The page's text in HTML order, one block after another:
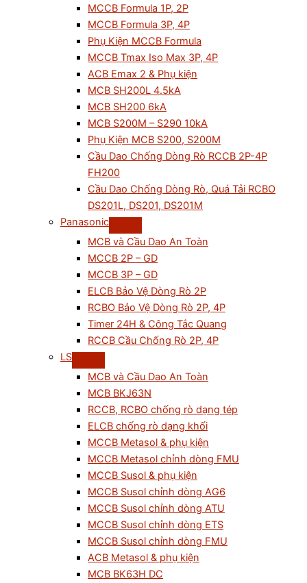
MCCB Formula 1P, 2P
MCCB Formula 3P, 4P
Phụ Kiện MCCB Formula
MCCB Tmax Iso Max 3P, 4P
ACB Emax 2 & Phụ kiện
MCB SH200L 4.5kA
MCB SH200 6kA
MCB S200M – S290 10kA
Phụ Kiện MCB S200, S200M
Cầu Dao Chống Dòng Rò RCCB 2P-4P
FH200
Cầu Dao Chống Dòng Rò, Quá Tải RCBO
DS201L, DS201, DS201M
Panasonic
MCB và Cầu Dao An Toàn
MCCB 2P – GD
MCCB 3P – GD
ELCB Bảo Vệ Dòng Rò 2P
RCBO Bảo Vệ Dòng Rò 2P, 4P
Timer 24H & Công Tắc Quang
RCCB Cầu Chống Rò 2P, 4P
LS
MCB và Cầu Dao An Toàn
MCB BKJ63N
RCCB, RCBO chống rò dạng tép
ELCB chống rò dạng khối
MCCB Metasol & phụ kiện
MCCB Metasol chỉnh dòng FMU
MCCB Susol & phụ kiện
MCCB Susol chỉnh dòng AG6
MCCB Susol chỉnh dòng ATU
MCCB Susol chỉnh dòng ETS
MCCB Susol chỉnh dòng FMU
ACB Metasol & phụ kiện
MCB BK63H DC